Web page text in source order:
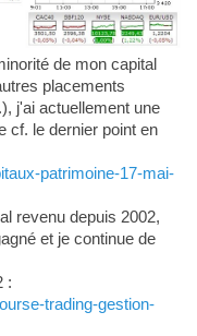
de mon capital
placements
j'ai actuellement une
cf. le dernier point en
patrimoine-17-mai-
revenu depuis 2002,
et je continue de
:
trading-gestion-